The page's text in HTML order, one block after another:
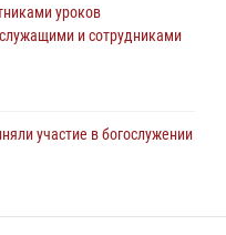
уроков
и сотрудниками
участие в богослужении